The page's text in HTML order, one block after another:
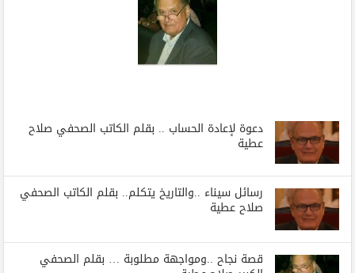
دعوة لإعادة الحساب .. بقلم الكاتب الصحفي صلاح
عطية
رسائل‭ ‬سيناء‭.. ‬والتاريخ‭ ‬يتكلم.. بقلم الكاتب الصحفي
صلاح عطية
قصة نجاح ..ومواجهة مطلوبة … بقلم الصحفي